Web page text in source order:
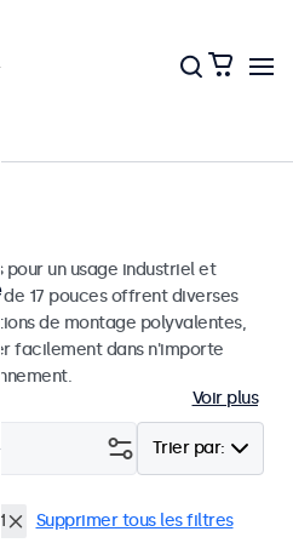
pour un usage industriel et
17 pouces offrent diverses
de montage polyvalentes,
facilement dans n'importe
Voir plus
Trier par:
Supprimer tous les filtres